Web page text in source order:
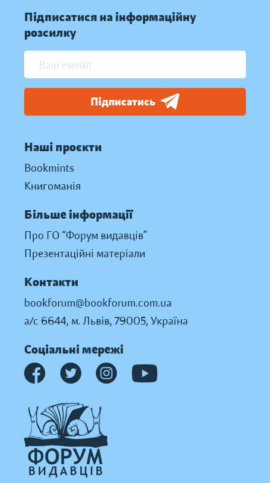
Підписатися на інформаційну
розсилку
Підписатись
Наші проєкти
Bookmints
Книгоманія
Більше інформації
Про ГО “Форум видавців”
Презентаційні матеріали
Контакти
bookforum@bookforum.com.ua
а/с 6644, м. Львів, 79005, Україна
Соціальні мережі